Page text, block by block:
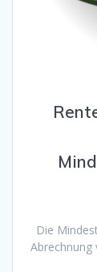
Die
Abrechnung